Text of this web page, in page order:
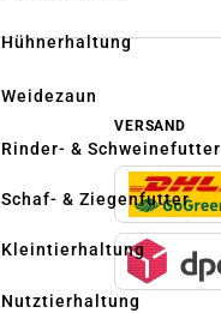
Hühnerhaltung
Weidezaun
Rinder- & Schweinefutter
Schaf- & Ziegenfutter
Kleintierhaltung
Nutztierhaltung
VERSAND